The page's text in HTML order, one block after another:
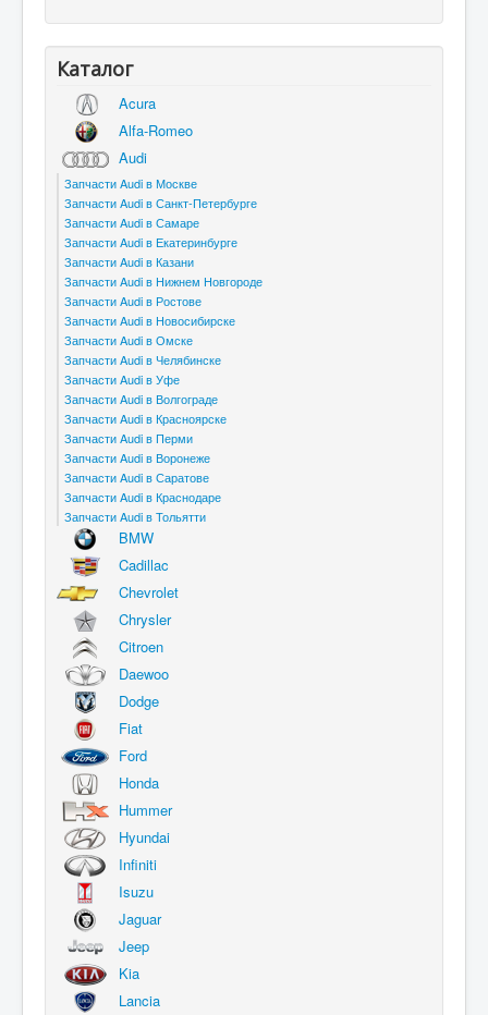
Каталог
Acura
Alfa-Romeo
Audi
Запчасти Audi в Москве
Запчасти Audi в Санкт-Петербурге
Запчасти Audi в Самаре
Запчасти Audi в Екатеринбурге
Запчасти Audi в Казани
Запчасти Audi в Нижнем Новгороде
Запчасти Audi в Ростове
Запчасти Audi в Новосибирске
Запчасти Audi в Омске
Запчасти Audi в Челябинске
Запчасти Audi в Уфе
Запчасти Audi в Волгограде
Запчасти Audi в Красноярске
Запчасти Audi в Перми
Запчасти Audi в Воронеже
Запчасти Audi в Саратове
Запчасти Audi в Краснодаре
Запчасти Audi в Тольятти
BMW
Cadillac
Chevrolet
Chrysler
Citroen
Daewoo
Dodge
Fiat
Ford
Honda
Hummer
Hyundai
Infiniti
Isuzu
Jaguar
Jeep
Kia
Lancia